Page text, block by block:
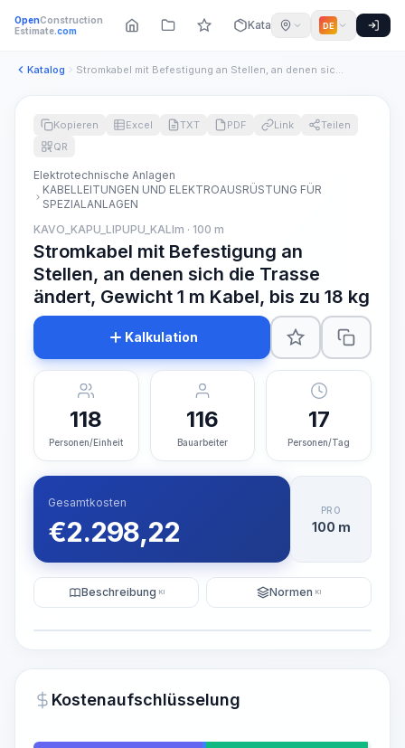
OpenConstruction
Estimate.com Katalog DE
Katalog Stromkabel mit Befestigung an Stellen, an denen sich die Tra...
~15-30 Sek.
Kopieren Excel TXT PDF Link
Teilen
QR
Elektrotechnische Anlagen
KABELLEITUNGEN UND ELEKTROAUSRÜSTUNG FÜR
SPEZIALANLAGEN
KAVO_KAPU_LIPUPU_KALIm · 100 m
Stromkabel mit Befestigung an
Stellen, an denen sich die Trasse
ändert, Gewicht 1 m Kabel, bis zu 18 kg
Kalkulation
118
Personen/Einheit
116
Bauarbeiter
17
Personen/Tag
Gesamtkosten
€2.298,22
PRO
100 m
Beschreibung KI Normen KI
Kostenaufschlüsselung